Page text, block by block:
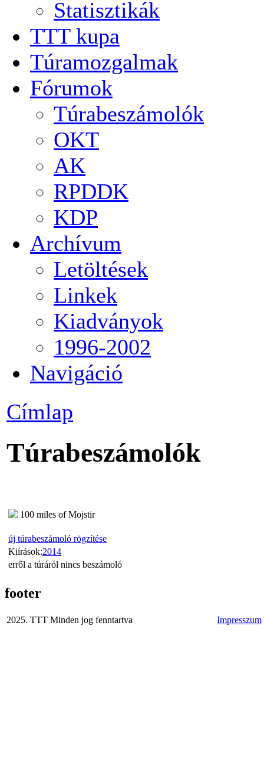
Statisztikák
TTT kupa
Túramozgalmak
Fórumok
Túrabeszámolók
OKT
AK
RPDDK
KDP
Archívum
Letöltések
Linkek
Kiadványok
1996-2002
Navigáció
Címlap
Túrabeszámolók
100 miles of Mojstir
új túrabeszámoló rögzítése
Kiírások:2014
erről a túráról nincs beszámoló
footer
2025. TTT Minden jog fenntartva Impresszum